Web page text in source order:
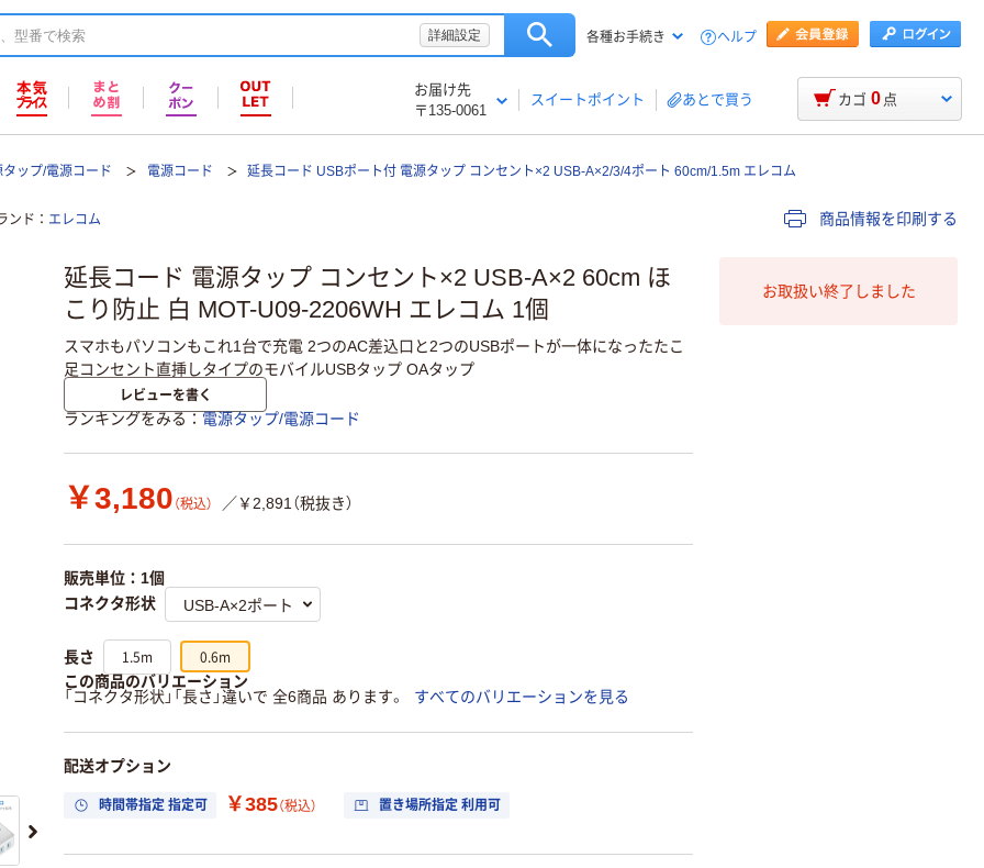
詳細設定 各種お手続き ヘルプ
お届け先
〒135-0061
スイートポイント あとで買う カゴ 0 点
タップ/電源コード 電源コード 延長コード USBポート付 電源タップ コンセント×2 USB-A×2/3/4ポート 60cm/1.5m エレコム
ンド エレコム 商品情報を印刷する
延長コード 電源タップ コンセント×2 USB-A×2 60cm ほ
こり防止 白 MOT-U09-2206WH エレコム 1個
スマホもパソコンもこれ1台で充電 2つのAC差込口と2つのUSBポートが一体になったたこ
足コンセント直挿しタイプのモバイルUSBタップ OAタップ
レビューを書く
ランキングをみる 電源タップ/電源コード
￥3,180 （税込） ／￥2,891（税抜き）
販売単位：1個
コネクタ形状
長さ 1.5m 0.6m
この商品のバリエーション
「コネクタ形状」「長さ」違いで 全6商品 あります。
すべてのバリエーションを見る
配送オプション
時間帯指定 指定可 ￥385（税込） 置き場所指定 利用可
お取扱い終了しました